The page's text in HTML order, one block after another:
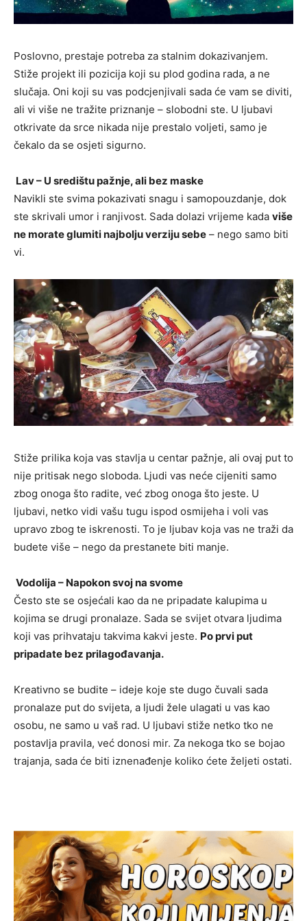
Poslovno, prestaje potreba za stalnim dokazivanjem.
Stiže projekt ili pozicija koji su plod godina rada, a ne
slučaja. Oni koji su vas podcjenjivali sada će vam se diviti,
ali vi više ne tražite priznanje – slobodni ste. U ljubavi
otkrivate da srce nikada nije prestalo voljeti, samo je
čekalo da se osjeti sigurno.
Lav – U središtu pažnje, ali bez maske
Navikli ste svima pokazivati snagu i samopouzdanje, dok
ste skrivali umor i ranjivost. Sada dolazi vrijeme kada više
ne morate glumiti najbolju verziju sebe – nego samo biti
vi.
Stiže prilika koja vas stavlja u centar pažnje, ali ovaj put to
nije pritisak nego sloboda. Ljudi vas neće cijeniti samo
zbog onoga što radite, već zbog onoga što jeste. U
ljubavi, netko vidi vašu tugu ispod osmijeha i voli vas
upravo zbog te iskrenosti. To je ljubav koja vas ne traži da
budete više – nego da prestanete biti manje.
Vodolija – Napokon svoj na svome
Često ste se osjećali kao da ne pripadate kalupima u
kojima se drugi pronalaze. Sada se svijet otvara ljudima
koji vas prihvataju takvima kakvi jeste. Po prvi put
pripadate bez prilagođavanja.
Kreativno se budite – ideje koje ste dugo čuvali sada
pronalaze put do svijeta, a ljudi žele ulagati u vas kao
osobu, ne samo u vaš rad. U ljubavi stiže netko tko ne
postavlja pravila, već donosi mir. Za nekoga tko se bojao
trajanja, sada će biti iznenađenje koliko ćete željeti ostati.